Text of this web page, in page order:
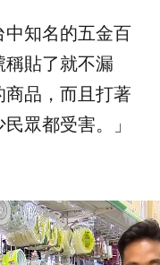
中知名的五金百
貼了就不漏
商品，而且打著
眾都受害。」